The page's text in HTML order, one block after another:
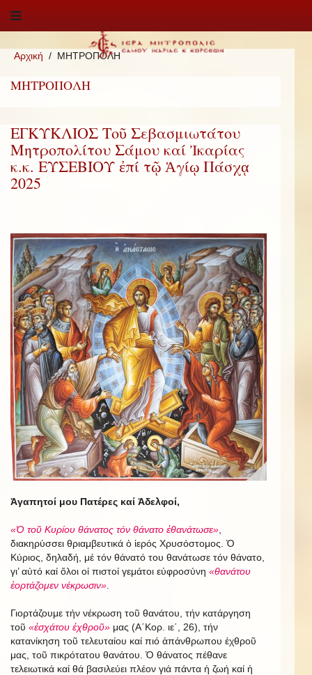
Αρχική ΜΗΤΡΟΠΟΛΗ
ΜΗΤΡΟΠΟΛΗ
ΕΓΚΥΚΛΙΟΣ Τοῦ Σεβασμιωτάτου
Μητροπολίτου Σάμου καί Ἰκαρίας
κ.κ. ΕΥΣΕΒΙΟΥ ἐπί τῷ Ἁγίῳ Πάσχᾳ
2025
Ἀγαπητοί μου Πατέρες καί Ἀδελφοί,
«Ὁ τοῦ Κυρίου θάνατος τόν θάνατο ἐθανάτωσε»
διακηρύσσει θριαμβευτικά ὁ ἱερός Χρυσόστομος. Ὁ
Κύριος, δηλαδή, μέ τόν θάνατό του θανάτωσε τόν θάνατο,
γι’ αὐτό καί ὅλοι οἱ πιστοί γεμάτοι εὐφροσύνη «θανάτου
ἑορτάζομεν νέκρωσιν»
Γιορτάζουμε τήν νέκρωση τοῦ θανάτου, τήν κατάργηση
τοῦ «ἐσχάτου ἐχθροῦ» μας (Α΄Κορ. ιε΄, 26), τήν
κατανίκηση τοῦ τελευταίου καί πιό ἀπάνθρωπου ἐχθροῦ
μας, τοῦ πικρότατου θανάτου. Ὁ θάνατος πέθανε
τελειωτικά καί θά βασιλεύει πλέον γιά πάντα ἡ ζωή καί ἡ